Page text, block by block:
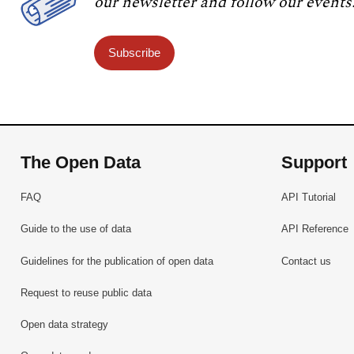
Subscribe
The Open Data
FAQ
Guide to the use of data
Guidelines for the publication of open data
Request to reuse public data
Open data strategy
Support
API Tutorial
API Reference
Contact us